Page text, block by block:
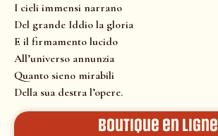
I cieli immensi narrano
Del grande Iddio la gloria
E il firmamento lucido
All’universo annunzia
Quanto sieno mirabili
Della sua destra l’opere.
Boutique en ligne